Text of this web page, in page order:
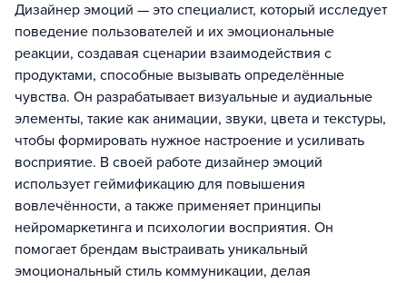
Дизайнер эмоций — это специалист, который исследует
поведение пользователей и их эмоциональные
реакции, создавая сценарии взаимодействия с
продуктами, способные вызывать определённые
чувства. Он разрабатывает визуальные и аудиальные
элементы, такие как анимации, звуки, цвета и текстуры,
чтобы формировать нужное настроение и усиливать
восприятие. В своей работе дизайнер эмоций
использует геймификацию для повышения
вовлечённости, а также применяет принципы
нейромаркетинга и психологии восприятия. Он
помогает брендам выстраивать уникальный
эмоциональный стиль коммуникации, делая